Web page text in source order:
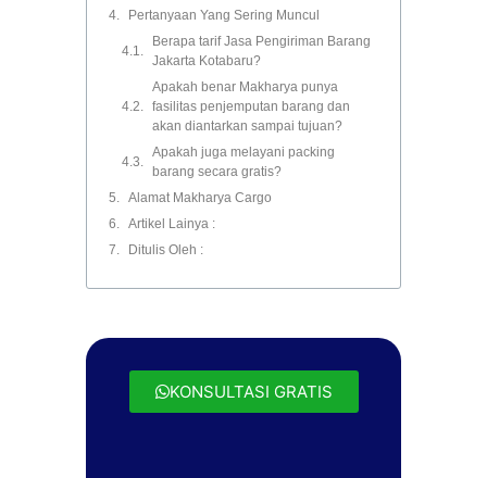
Pertanyaan Yang Sering Muncul
Berapa tarif Jasa Pengiriman Barang
Jakarta Kotabaru?
Apakah benar Makharya punya
fasilitas penjemputan barang dan
akan diantarkan sampai tujuan?
Apakah juga melayani packing
barang secara gratis?
Alamat Makharya Cargo
Artikel Lainya :
Ditulis Oleh :
KONSULTASI GRATIS